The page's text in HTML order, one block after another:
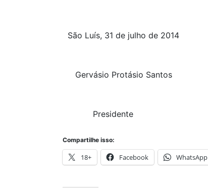
São Luís, 31 de julho de 2014
Gervásio Protásio Santos
Presidente
Compartilhe isso:
18+ Facebook WhatsApp